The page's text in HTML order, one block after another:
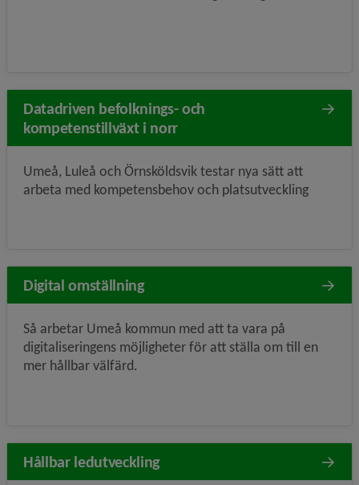
Datadriven befolknings- och
kompetenstillväxt i norr
Umeå, Luleå och Örnsköldsvik testar nya sätt att
arbeta med kompetensbehov och platsutveckling
Digital omställning
Så arbetar Umeå kommun med att ta vara på
digitaliseringens möjligheter för att ställa om till en
mer hållbar välfärd.
Hållbar ledutveckling